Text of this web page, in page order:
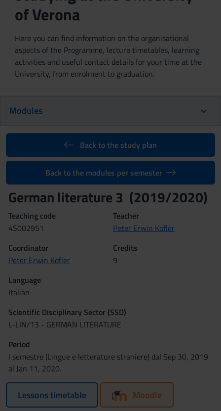
of Verona
Here you can find information on the organisational
aspects of the Programme, lecture timetables, learning
activities and useful contact details for your time at the
University, from enrolment to graduation.
Modules
Back to the study plan
Back to the modules per semester
German literature 3 (2019/2020)
Teaching code
4S002951
Teacher
Peter Erwin Kofler
Coordinator
Peter Erwin Kofler
Credits
9
Language
Italian
Scientific Disciplinary Sector (SSD)
L-LIN/13 - GERMAN LITERATURE
Period
I semestre (Lingue e letterature straniere) dal Sep 30, 2019
al Jan 11, 2020.
Lessons timetable Moodle